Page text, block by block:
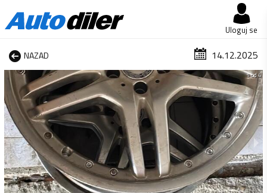
Uloguj se
NAZAD 14.12.2025
1 od 4